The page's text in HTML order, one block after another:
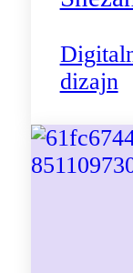
dizajn